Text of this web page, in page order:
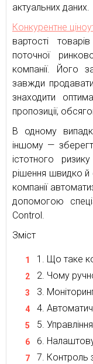
актуальних даних.
Конкурентне
вартості
поточної
компанії. Його
завжди
знаходити
пропозиції,
В одному
іншому —
істотного
рішення швидко й
компанії
допомогою
Control.
Зміст
Що таке
Чому
Контроль